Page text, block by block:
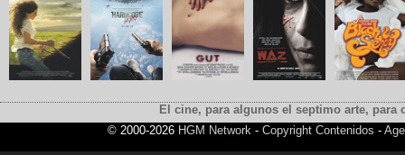
El cine, para algunos el septimo arte,
© 2000-2026 HGM Network - Copyright Contenidos -